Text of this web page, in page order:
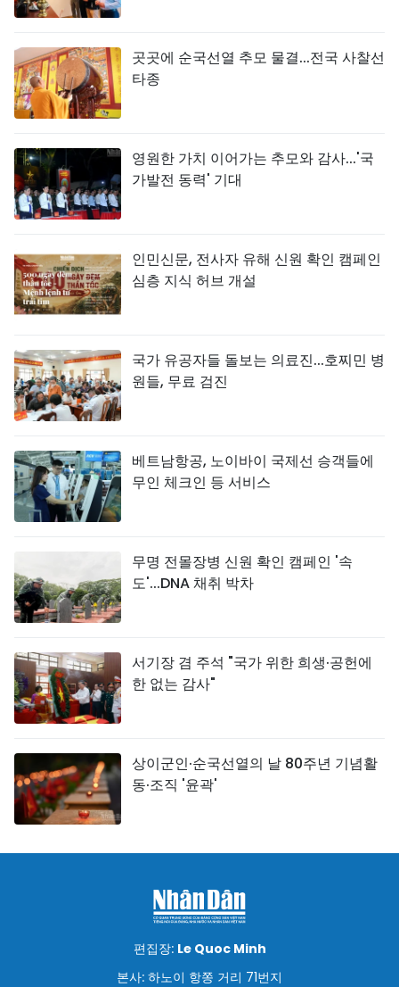
곳곳에 순국선열 추모 물결...전국 사찰선
타종
영원한 가치 이어가는 추모와 감사...'국
가발전 동력' 기대
인민신문, 전사자 유해 신원 확인 캠페인
심층 지식 허브 개설
국가 유공자들 돌보는 의료진...호찌민 병
원들, 무료 검진
베트남항공, 노이바이 국제선 승객들에
무인 체크인 등 서비스
무명 전몰장병 신원 확인 캠페인 '속
도'...DNA 채취 박차
서기장 겸 주석 "국가 위한 희생·공헌에
한 없는 감사"
상이군인·순국선열의 날 80주년 기념활
동·조직 '윤곽'
편집장: Le Quoc Minh
본사: 하노이 항쫑 거리 71번지